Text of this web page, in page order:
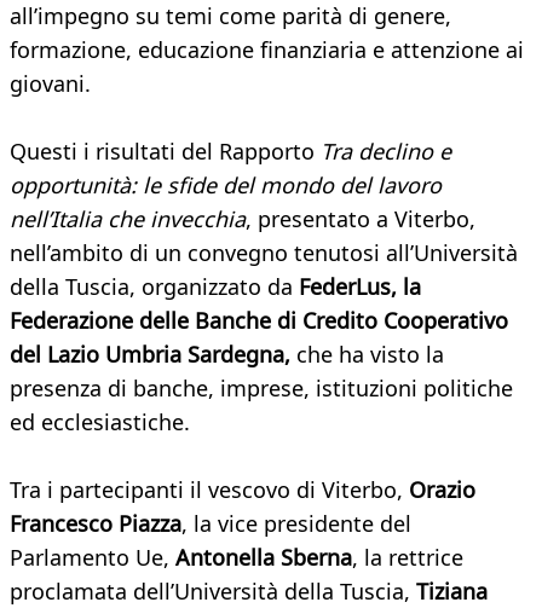
all’impegno su temi come parità di genere,
formazione, educazione finanziaria e attenzione ai
giovani.
Questi i risultati del Rapporto Tra declino e
opportunità: le sfide del mondo del lavoro
nell’Italia che invecchia, presentato a Viterbo,
nell’ambito di un convegno tenutosi all’Università
della Tuscia, organizzato da FederLus, la
Federazione delle Banche di Credito Cooperativo
del Lazio Umbria Sardegna, che ha visto la
presenza di banche, imprese, istituzioni politiche
ed ecclesiastiche.
Tra i partecipanti il vescovo di Viterbo, Orazio
Francesco Piazza, la vice presidente del
Parlamento Ue, Antonella Sberna, la rettrice
proclamata dell’Università della Tuscia, Tiziana